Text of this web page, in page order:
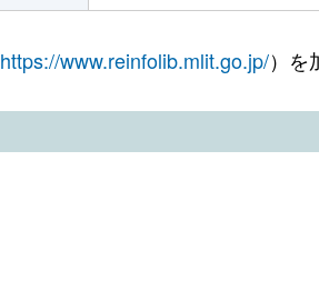
https://www.reinfolib.mlit.go.jp/）を